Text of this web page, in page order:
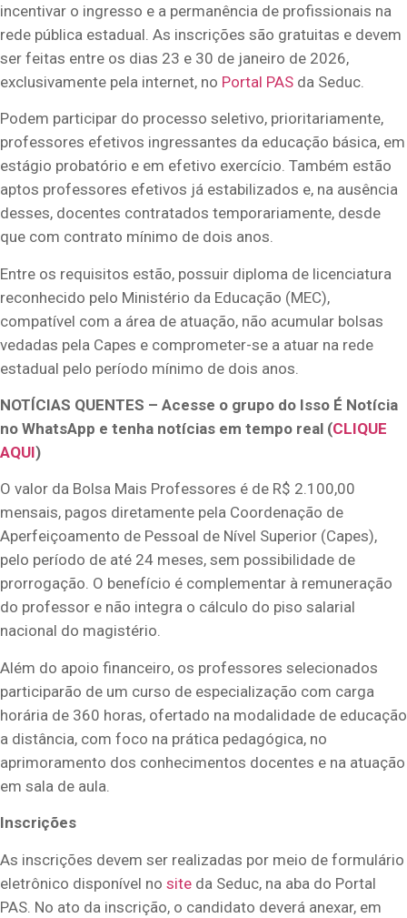
incentivar o ingresso e a permanência de profissionais na
rede pública estadual. As inscrições são gratuitas e devem
ser feitas entre os dias 23 e 30 de janeiro de 2026,
exclusivamente pela internet, no Portal PAS da Seduc.
Podem participar do processo seletivo, prioritariamente,
professores efetivos ingressantes da educação básica, em
estágio probatório e em efetivo exercício. Também estão
aptos professores efetivos já estabilizados e, na ausência
desses, docentes contratados temporariamente, desde
que com contrato mínimo de dois anos.
Entre os requisitos estão, possuir diploma de licenciatura
reconhecido pelo Ministério da Educação (MEC),
compatível com a área de atuação, não acumular bolsas
vedadas pela Capes e comprometer-se a atuar na rede
estadual pelo período mínimo de dois anos.
NOTÍCIAS QUENTES – Acesse o grupo do Isso É Notícia
no WhatsApp e tenha notícias em tempo real (CLIQUE
AQUI)
O valor da Bolsa Mais Professores é de R$ 2.100,00
mensais, pagos diretamente pela Coordenação de
Aperfeiçoamento de Pessoal de Nível Superior (Capes),
pelo período de até 24 meses, sem possibilidade de
prorrogação. O benefício é complementar à remuneração
do professor e não integra o cálculo do piso salarial
nacional do magistério.
Além do apoio financeiro, os professores selecionados
participarão de um curso de especialização com carga
horária de 360 horas, ofertado na modalidade de educação
a distância, com foco na prática pedagógica, no
aprimoramento dos conhecimentos docentes e na atuação
em sala de aula.
Inscrições
As inscrições devem ser realizadas por meio de formulário
eletrônico disponível no site da Seduc, na aba do Portal
PAS. No ato da inscrição, o candidato deverá anexar, em